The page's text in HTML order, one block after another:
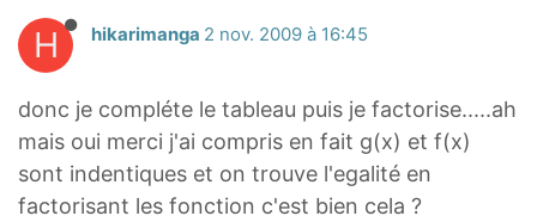
H hikarimanga 2 nov. 2009 à 16:45
donc je compléte le tableau puis je factorise.....ah
mais oui merci j'ai compris en fait g(x) et f(x)
sont indentiques et on trouve l'egalité en
factorisant les fonction c'est bien cela ?